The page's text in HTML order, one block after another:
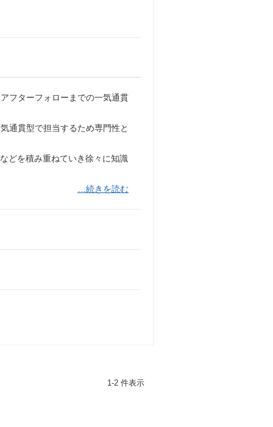
フターフォローまでの一気通貫
通貫型で担当するため専門性と
どを積み重ねていき徐々に知識
…続きを読む
1-2 件表示